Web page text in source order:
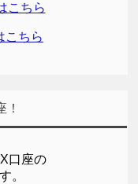
こちら
こちら
口座の
。